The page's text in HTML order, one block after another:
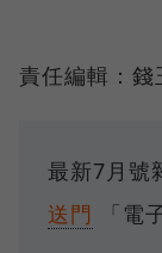
責任編輯：錢
最新7月號
送門
「電